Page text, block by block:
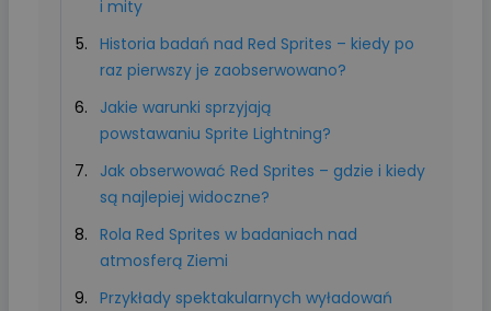
i mity
Historia badań nad Red Sprites – kiedy po
raz pierwszy je zaobserwowano?
Jakie warunki sprzyjają
powstawaniu Sprite Lightning?
Jak obserwować Red Sprites – gdzie i kiedy
są najlepiej widoczne?
Rola Red Sprites w badaniach nad
atmosferą Ziemi
Przykłady spektakularnych wyładowań